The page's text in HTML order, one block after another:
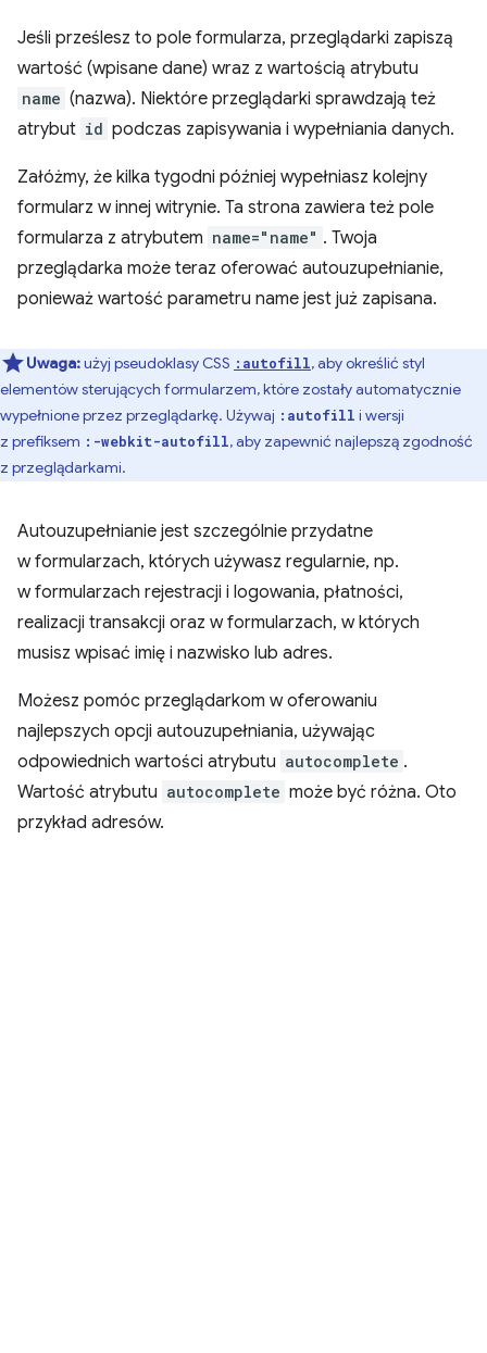
Jeśli prześlesz to pole formularza, przeglądarki zapiszą
wartość (wpisane dane) wraz z wartością atrybutu
name (nazwa). Niektóre przeglądarki sprawdzają też
atrybut id podczas zapisywania i wypełniania danych.
Załóżmy, że kilka tygodni później wypełniasz kolejny
formularz w innej witrynie. Ta strona zawiera też pole
formularza z atrybutem name="name" . Twoja
przeglądarka może teraz oferować autouzupełnianie,
ponieważ wartość parametru name jest już zapisana.
Uwaga:użyj pseudoklasy CSS :autofill, aby określić styl
elementów sterujących formularzem, które zostały automatycznie
wypełnione przez przeglądarkę. Używaj :autofill i wersji
z prefiksem :-webkit-autofill, aby zapewnić najlepszą zgodność
z przeglądarkami.
Autouzupełnianie jest szczególnie przydatne
w formularzach, których używasz regularnie, np.
w formularzach rejestracji i logowania, płatności,
realizacji transakcji oraz w formularzach, w których
musisz wpisać imię i nazwisko lub adres.
Możesz pomóc przeglądarkom w oferowaniu
najlepszych opcji autouzupełniania, używając
odpowiednich wartości atrybutu autocomplete .
Wartość atrybutu autocomplete może być różna. Oto
przykład adresów.